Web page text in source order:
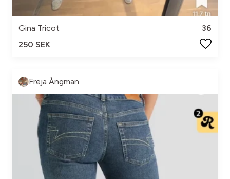
Gina Tricot
36
250 SEK
Freja Ångman